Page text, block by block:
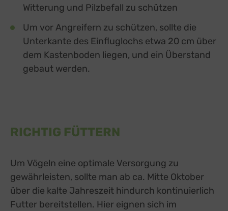
Witterung und Pilzbefall zu schützen
Um vor Angreifern zu schützen, sollte die
Unterkante des Einfluglochs etwa 20 cm über
dem Kastenboden liegen, und ein Überstand
gebaut werden.
RICHTIG FÜTTERN
Um Vögeln eine optimale Versorgung zu
gewährleisten, sollte man ab ca. Mitte Oktober
über die kalte Jahreszeit hindurch kontinuierlich
Futter bereitstellen. Hier eignen sich im